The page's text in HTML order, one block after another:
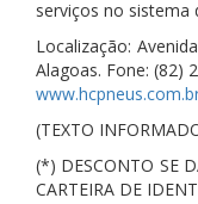
serviços no sistema
Localização:
Alagoas. Fone: (82)
(TEXTO
(*) DESCONTO SE
CARTEIRA DE